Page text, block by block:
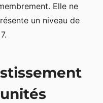
Elle ne
un niveau de